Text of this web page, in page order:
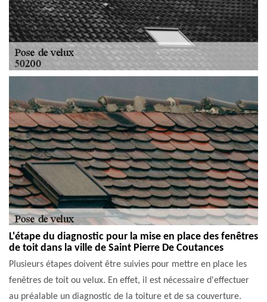
L'étape du diagnostic pour la mise en place des fenêtres
de toit dans la ville de Saint Pierre De Coutances
Plusieurs étapes doivent être suivies pour mettre en place les
fenêtres de toit ou velux. En effet, il est nécessaire d'effectuer
au préalable un diagnostic de la toiture et de sa couverture.